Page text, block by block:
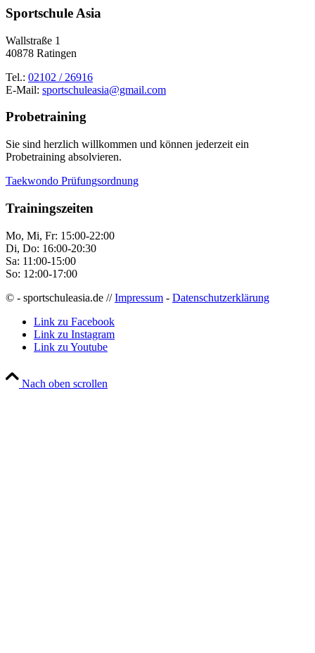
Sportschule Asia
Wallstraße 1
40878 Ratingen
Tel.: 02102 / 26916
E-Mail: sportschuleasia@gmail.com
Probetraining
Sie sind herzlich willkommen und können jederzeit ein
Probetraining absolvieren.
Taekwondo Prüfungsordnung
Trainingszeiten
Mo, Mi, Fr: 15:00-22:00
Di, Do: 16:00-20:30
Sa: 11:00-15:00
So: 12:00-17:00
© - sportschuleasia.de //Impressum - Datenschutzerklärung
Link zu Facebook
Link zu Instagram
Link zu Youtube
Nach oben scrollen